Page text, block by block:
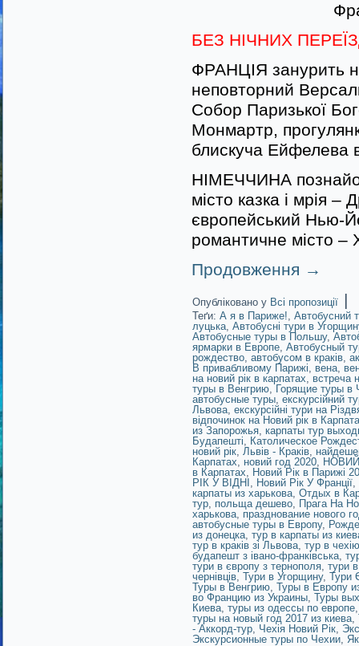
БЕЗ НІЧНИХ
ФРАНЦІЯ занурить
неповторний
Собор Паризької
Монмартр,
блискуча Ейфелева
НІМЕЧЧИНА
місто казка і мрія
європейський Нью-
романтичне місто –
Продовження →
Опубліковано у Всі пропозиції |
Теґи: А я в Париже!, Автобусний
луцька, Автобусні тури в
Автобусные туры в Польшу,
ярмарки в Европе, Автобусный
рождество, автобусом в краків,
В привабливому Парижі, вена,
на новий рік в карпатах, встреча
туры в Венгрию, Горящие туры в
автобусные туры, екскурсійний
Львова, екскурсійні тури на
відпочинок на Новий рік в
из Запорожья, карпаты тур
Будапешті, Католическое
новий рік, Львів - Краків,
Карпатах, новий год 2020, НОВИЙ
в Карпатах, Новий Рік в Парижі
РІК У ВІДНІ , Новий Рік У Франції,
карпаты из харькова, Отдых в
тур, польща дешево, Прага На
харькова, празднование нового
автобусные туры в Европу,
из донецка, тур в карпаты из
тур в краків зі Львова, тур в чехію
будапешт з івано-франківська,
тури в європу з тернополя, тури
чернівців, Тури в Угорщину, Тури
Туры в Венгрию, Туры в Европу
во Францию из Украины, Туры
Киева, туры из одессы по европе
туры на новый год 2017 из киева,
- Аккорд-тур, Чехія Новий Рік,
Экскурсионные туры по Чехии,